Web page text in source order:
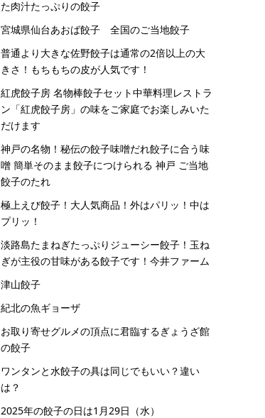
た肉汁たっぷりの餃子
宮城県仙台あおば餃子 全国のご当地餃子
普通より大きな佐野餃子は通常の2倍以上の大
きさ！もちもちの皮が人気です！
紅虎餃子房 名物棒餃子セット中華料理レストラ
ン「紅虎餃子房」の味をご家庭でお楽しみいた
だけます
神戸の名物！秘伝の餃子味噌だれ餃子に合う味
噌 簡単そのまま餃子につけられる 神戸 ご当地
餃子のたれ
極上えび餃子！大人気商品！外はパリッ！中は
プリッ！
淡路島たまねぎたっぷりジューシー餃子！玉ね
ぎが主役の甘味がある餃子です！今井ファーム
津山餃子
紀北の魚ギョーザ
お取り寄せグルメの頂点に君臨するぎょうざ館
の餃子
ワンタンと水餃子の具は同じでもいい？違い
は？
2025年の餃子の日は1月29日（水）